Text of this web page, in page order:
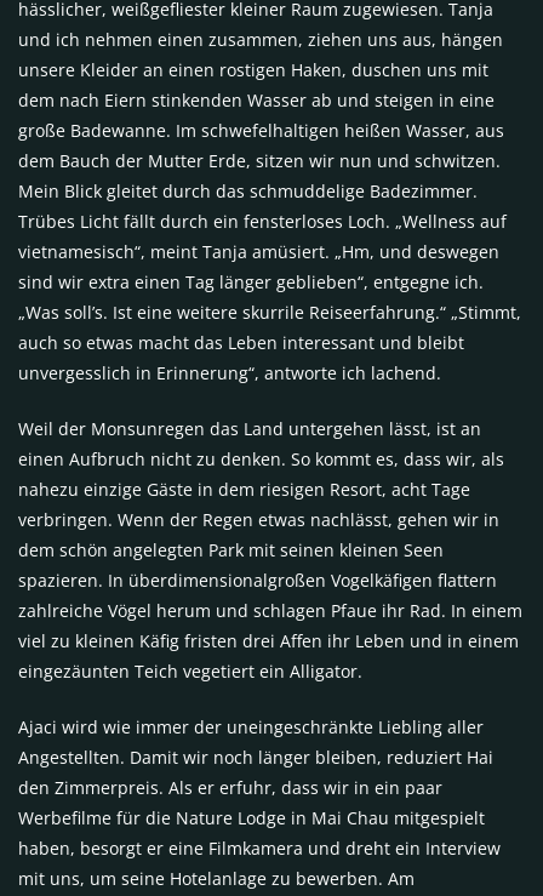
hässlicher, weißgefliester kleiner Raum zugewiesen. Tanja
und ich nehmen einen zusammen, ziehen uns aus, hängen
unsere Kleider an einen rostigen Haken, duschen uns mit
dem nach Eiern stinkenden Wasser ab und steigen in eine
große Badewanne. Im schwefelhaltigen heißen Wasser, aus
dem Bauch der Mutter Erde, sitzen wir nun und schwitzen.
Mein Blick gleitet durch das schmuddelige Badezimmer.
Trübes Licht fällt durch ein fensterloses Loch. „Wellness auf
vietnamesisch“, meint Tanja amüsiert. „Hm, und deswegen
sind wir extra einen Tag länger geblieben“, entgegne ich.
„Was soll’s. Ist eine weitere skurrile Reiseerfahrung.“ „Stimmt,
auch so etwas macht das Leben interessant und bleibt
unvergesslich in Erinnerung“, antworte ich lachend.
Weil der Monsunregen das Land untergehen lässt, ist an
einen Aufbruch nicht zu denken. So kommt es, dass wir, als
nahezu einzige Gäste in dem riesigen Resort, acht Tage
verbringen. Wenn der Regen etwas nachlässt, gehen wir in
dem schön angelegten Park mit seinen kleinen Seen
spazieren. In überdimensionalgroßen Vogelkäfigen flattern
zahlreiche Vögel herum und schlagen Pfaue ihr Rad. In einem
viel zu kleinen Käfig fristen drei Affen ihr Leben und in einem
eingezäunten Teich vegetiert ein Alligator.
Ajaci wird wie immer der uneingeschränkte Liebling aller
Angestellten. Damit wir noch länger bleiben, reduziert Hai
den Zimmerpreis. Als er erfuhr, dass wir in ein paar
Werbefilme für die Nature Lodge in Mai Chau mitgespielt
haben, besorgt er eine Filmkamera und dreht ein Interview
mit uns, um seine Hotelanlage zu bewerben. Am